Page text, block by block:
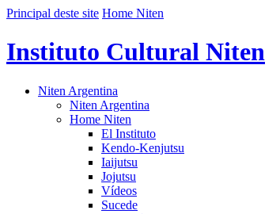
Principal deste site Home Niten
Instituto Cultural Niten
Niten Argentina
Niten Argentina
Home Niten
El Instituto
Kendo-Kenjutsu
Iaijutsu
Jojutsu
Vídeos
Sucede